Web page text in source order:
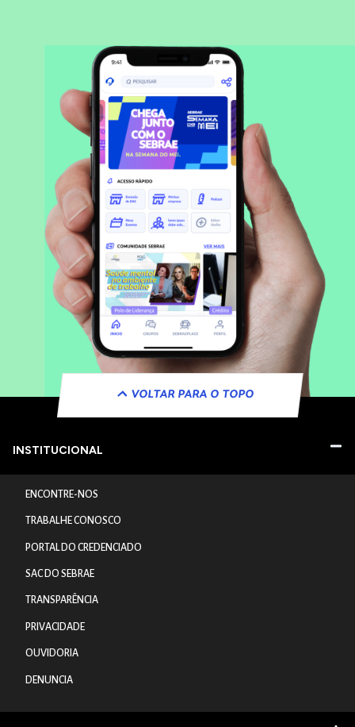
VOLTAR PARA O TOPO
INSTITUCIONAL
ENCONTRE-NOS
TRABALHE CONOSCO
PORTAL DO CREDENCIADO
SAC DO SEBRAE
TRANSPARÊNCIA
PRIVACIDADE
OUVIDORIA
DENUNCIA